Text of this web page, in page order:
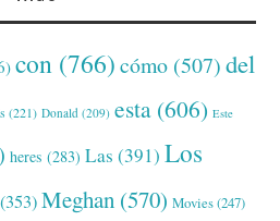
con (766) cómo (507) del
(221) Donald (209) esta (606) Este
heres (283) Las (391) Los
(353) Meghan (570) Movies(247)